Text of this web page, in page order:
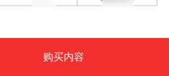
购买内容